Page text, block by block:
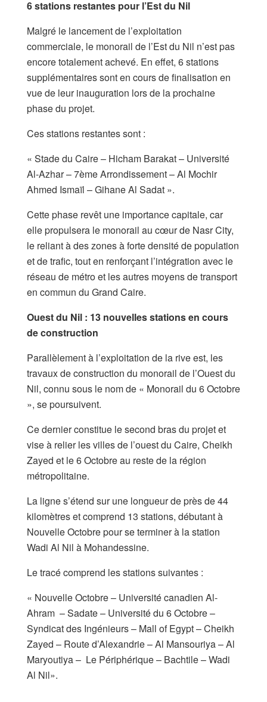
​6 stations restantes pour l’Est du Nil
​Malgré le lancement de l’exploitation
commerciale, le monorail de l’Est du Nil n’est pas
encore totalement achevé. En effet, 6 stations
supplémentaires sont en cours de finalisation en
vue de leur inauguration lors de la prochaine
phase du projet.
​Ces stations restantes sont :
​« Stade du Caire – Hicham Barakat – Université
Al-Azhar – 7ème Arrondissement – Al Mochir
Ahmed Ismaïl – Gihane Al Sadat ».
​Cette phase revêt une importance capitale, car
elle propulsera le monorail au cœur de Nasr City,
le reliant à des zones à forte densité de population
et de trafic, tout en renforçant l’intégration avec le
réseau de métro et les autres moyens de transport
en commun du Grand Caire.
​Ouest du Nil : 13 nouvelles stations en cours
de construction
​Parallèlement à l’exploitation de la rive est, les
travaux de construction du monorail de l’Ouest du
Nil, connu sous le nom de « Monorail du 6 Octobre
», se poursuivent.
Ce dernier constitue le second bras du projet et
vise à relier les villes de l’ouest du Caire, Cheikh
Zayed et le 6 Octobre au reste de la région
métropolitaine.
​La ligne s’étend sur une longueur de près de 44
kilomètres et comprend 13 stations, débutant à
Nouvelle Octobre pour se terminer à la station
Wadi Al Nil à Mohandessine.
​Le tracé comprend les stations suivantes :
​« Nouvelle Octobre – Université canadien Al-
Ahram – Sadate – Université du 6 Octobre –
Syndicat des Ingénieurs – Mall of Egypt – Cheikh
Zayed – Route d’Alexandrie – Al Mansouriya – Al
Maryoutiya – Le Périphérique – Bachtile – Wadi
Al Nil».